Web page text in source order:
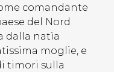
comandante
del Nord
dalla natìa
moglie, e
timori sulla